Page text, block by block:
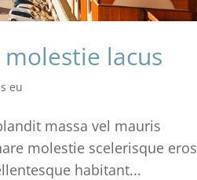
lacus
eu
massa vel mauris
molestie scelerisque eros
habitant...